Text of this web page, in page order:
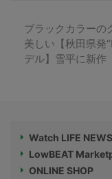
ブラックカラーの
美しい【秋田県発
デル】雪平に新作
Watch LIFE NEWS
LowBEAT
ONLINE SHOP